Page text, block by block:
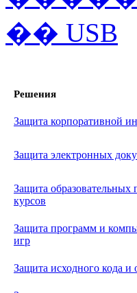
Решения
Защита корпоративной
Защита электронных
Защита образовательных
курсов
Защита программ и
игр
Защита исходного кода и